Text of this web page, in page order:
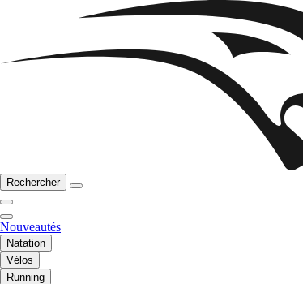
Rechercher
Nouveautés
Natation
Vélos
Running